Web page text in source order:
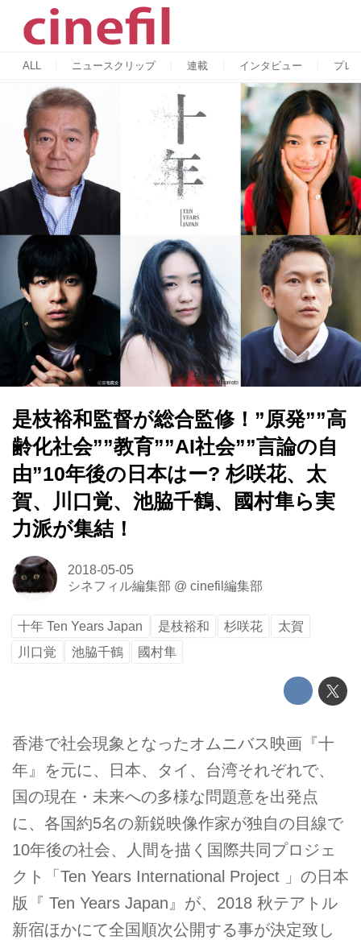
ALL ニュースクリップ 連載 インタビュー プレ
是枝裕和監督が総合監修！”原発””高
齢化社会””教育””AI社会””言論の自
由”10年後の日本はー? 杉咲花、太
賀、川口覚、池脇千鶴、國村隼ら実
力派が集結！
2018-05-05
シネフィル編集部 @ cinefil編集部
十年 Ten Years Japan 是枝裕和 杉咲花
太賀
川口覚
池脇千鶴 國村隼
香港で社会現象となったオムニバス映画『十
年』を元に、日本、タイ、台湾それぞれで、
国の現在・未来への多様な問題意を出発点
に、各国約5名の新鋭映像作家が独自の目線で
10年後の社会、人間を描く国際共同プロジェ
クト「Ten Years International Project 」の日本
版『 Ten Years Japan』が、2018 秋テアトル
新宿ほかにて全国順次公開する事が決定致し